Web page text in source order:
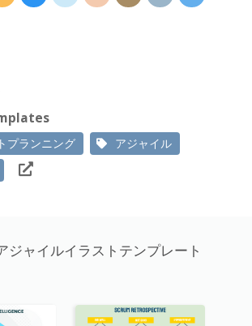
プランニング
アジャイル
ジャイルイラストテンプレート